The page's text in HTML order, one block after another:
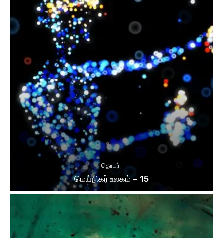
தொடர்
மெய்நிகர் உலகம் – 15